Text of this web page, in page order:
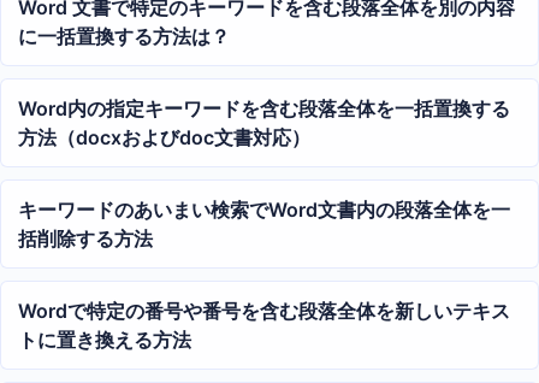
Word 文書で特定のキーワードを含む段落全体を別の内容
に一括置換する方法は？
Word内の指定キーワードを含む段落全体を一括置換する
方法（docxおよびdoc文書対応）
キーワードのあいまい検索でWord文書内の段落全体を一
括削除する方法
Wordで特定の番号や番号を含む段落全体を新しいテキス
トに置き換える方法